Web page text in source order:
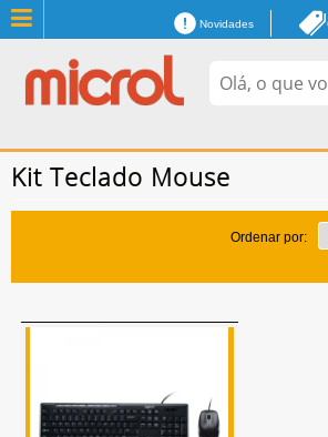
Novidades
Kit Teclado Mouse
Ordenar por: